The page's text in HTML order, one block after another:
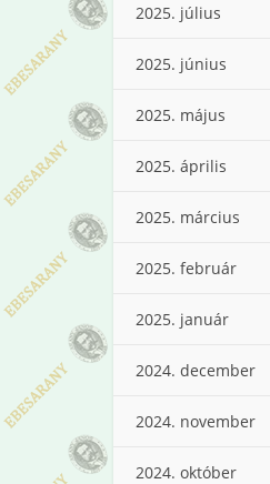
2025. július
2025. június
2025. május
2025. április
2025. március
2025. február
2025. január
2024. december
2024. november
2024. október